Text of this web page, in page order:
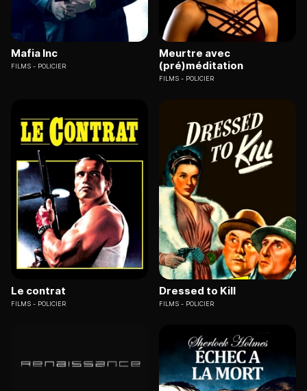
Mafia Inc
FILMS POLICIER
Meurtre avec
(pré)méditation
FILMS POLICIER
Le contrat
FILMS POLICIER
Dressed to Kill
FILMS POLICIER